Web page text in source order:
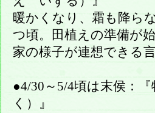
暖かくなり、霜も降ら
つ頃。田植えの準備が
家の様子が連想できる
●4/30～5/4頃は末侯：
く）』